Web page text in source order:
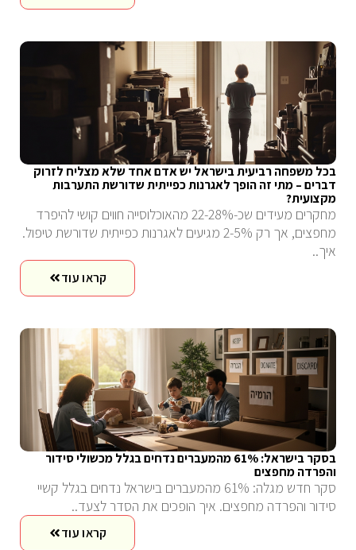
בכל משפחה רביעית בישראל יש אדם אחד שלא מצליח לזרוק
דברים – מתי זה הופך לאגרנות כפייתית שדורשת התערבות
מקצועית?
מחקרים מעידים שכ-22-28% מהאוכלוסייה חווים קושי להיפרד
מחפצים, אך רק 2-5% מגיעים לאגרנות כפייתית שדורשת טיפול.
איך..
קראו עוד
בסקר בישראל: 61% מהמעברים נדחים בגלל מכשולי סידור
והפרדה מחפצים
סקר חדש מגלה: 61% מהמעברים בישראל נדחים בגלל קשיי
סידור והפרדה מחפצים. איך הופכים את הסדר לצעד..
קראו עוד